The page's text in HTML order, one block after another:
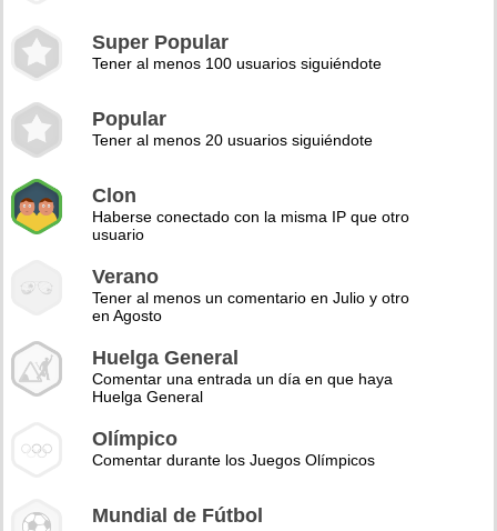
Super Popular
Tener al menos 100 usuarios siguiéndote
Popular
Tener al menos 20 usuarios siguiéndote
Clon
Haberse conectado con la misma IP que otro
usuario
Verano
Tener al menos un comentario en Julio y otro
en Agosto
Huelga General
Comentar una entrada un día en que haya
Huelga General
Olímpico
Comentar durante los Juegos Olímpicos
Mundial de Fútbol